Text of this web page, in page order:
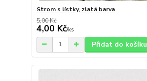
Strom s lístky, zlatá barva
5,00 Kč
4,00 Kč/ks
Přidat do košíku